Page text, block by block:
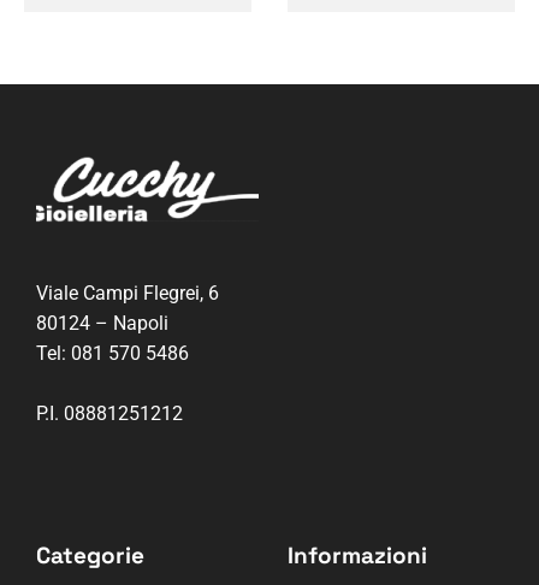
Viale Campi Flegrei, 6
80124 – Napoli
Tel: 081 570 5486
P.I. 08881251212
Categorie Informazioni